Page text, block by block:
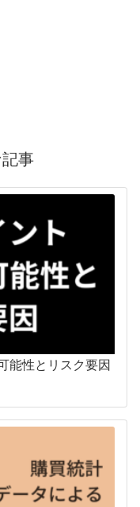
事
能性とリスク要因